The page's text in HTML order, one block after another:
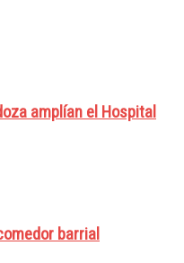
amplían el Hospital
barrial